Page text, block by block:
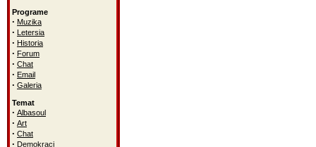
Programe
· Muzika
· Letersia
· Historia
· Forum
· Chat
· Email
· Galeria
Temat
· Albasoul
· Art
· Chat
· Demokraci